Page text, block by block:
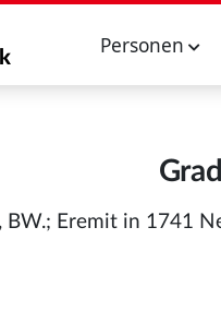
Personen
BW.; Eremit in 1741